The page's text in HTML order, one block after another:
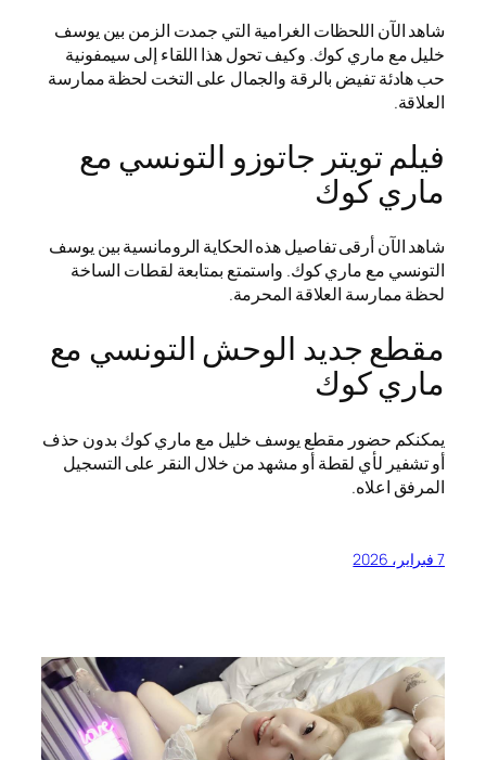
شاهد الآن اللحظات الغرامية التي جمدت الزمن بين يوسف
خليل مع ماري كوك. وكيف تحول هذا اللقاء إلى سيمفونية
حب هادئة تفيض بالرقة والجمال على التخت لحظة ممارسة
العلاقة.
فيلم تويتر جاتوزو التونسي مع
ماري كوك
شاهد الآن أرقى تفاصيل هذه الحكاية الرومانسية بين يوسف
التونسي مع ماري كوك. واستمتع بمتابعة لقطات الساخة
لحظة ممارسة العلاقة المحرمة.
مقطع جديد الوحش التونسي مع
ماري كوك
يمكنكم حضور مقطع يوسف خليل مع ماري كوك بدون حذف
أو تشفير لأي لقطة أو مشهد من خلال النقر على التسجيل
المرفق اعلاه.
7 فبراير، 2026